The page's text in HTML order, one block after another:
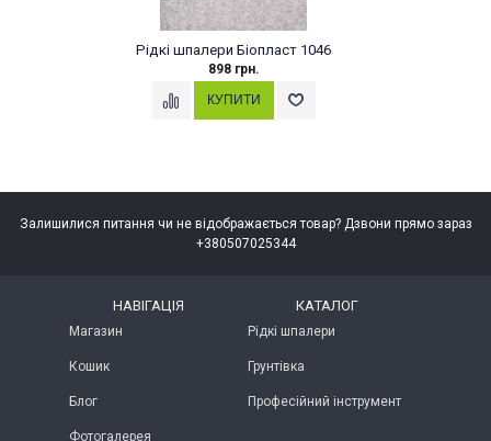
Рідкі шпалери Біопласт 1046
898 грн.
Залишилися питання чи не відображається товар? Дзвони прямо зараз
+380507025344
НАВІГАЦІЯ
Магазин
Кошик
Блог
Фотогалерея
КАТАЛОГ
Рідкі шпалери
Грунтівка
Професійний інструмент